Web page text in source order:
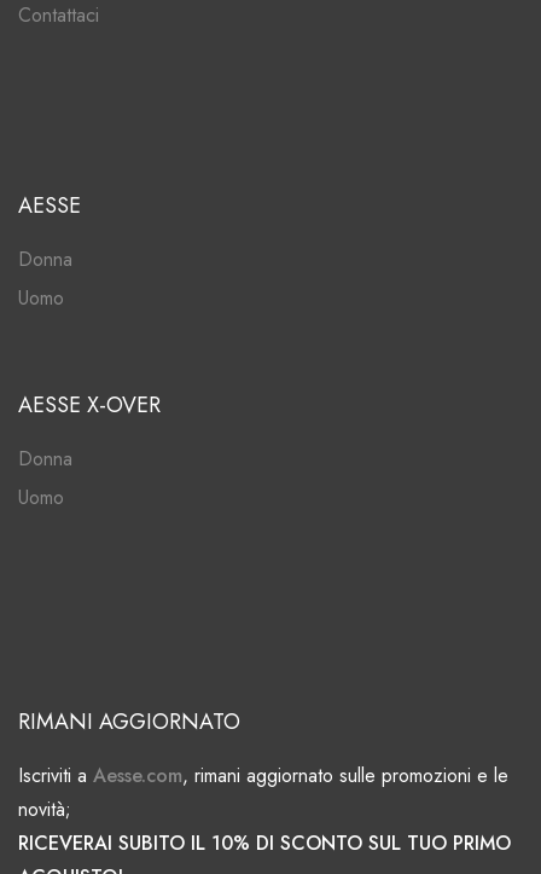
Contattaci
AESSE
Donna
Uomo
AESSE X-OVER
Donna
Uomo
RIMANI AGGIORNATO
Iscriviti a Aesse.com, rimani aggiornato sulle promozioni e le
novità;
RICEVERAI SUBITO IL 10% DI SCONTO SUL TUO PRIMO